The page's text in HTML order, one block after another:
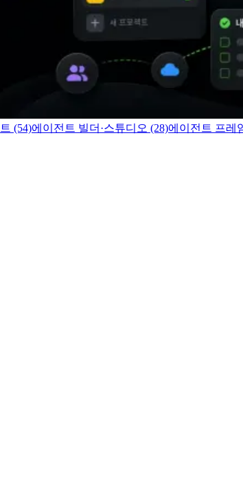
(54)에이전트 빌더·스튜디오 (28)에이전트 프레